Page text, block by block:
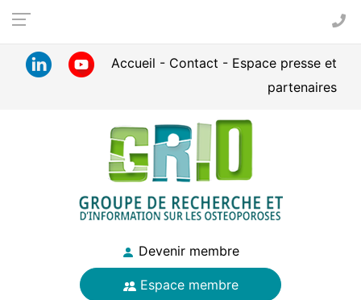
Panneau de gestion des cookies
Accueil Contact
Espace presse et
partenaires
Devenir membre
Espace membre